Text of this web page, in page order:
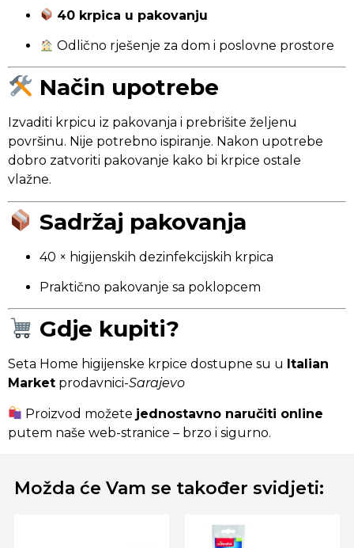
40 krpica u pakovanju
Odlično rješenje za dom i poslovne prostore
Način upotrebe
Izvaditi krpicu iz pakovanja i prebrišite željenu
površinu. Nije potrebno ispiranje. Nakon upotrebe
dobro zatvoriti pakovanje kako bi krpice ostale
vlažne.
Sadržaj pakovanja
40 × higijenskih dezinfekcijskih krpica
Praktično pakovanje sa poklopcem
Gdje kupiti?
Seta Home higijenske krpice dostupne su u Italian
Market prodavnici-Sarajevo
Proizvod možete jednostavno naručiti online
putem naše web-stranice – brzo i sigurno.
Možda će Vam se također svidjeti: